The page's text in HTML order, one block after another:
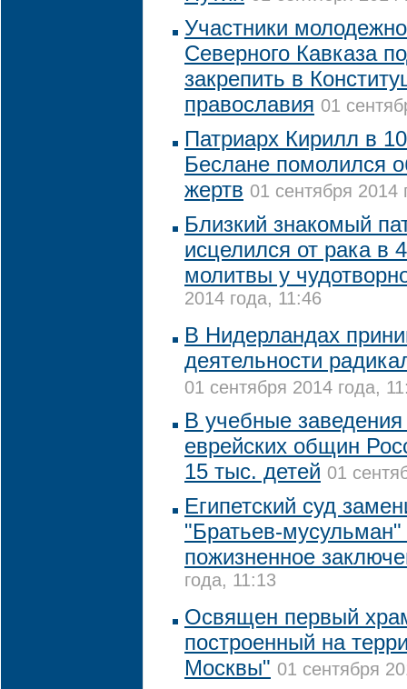
Участники
Северного Кавказа
закрепить в
православия 01
Патриарх Кирилл в
Беслане помолился
жертв 01 сентября 2014
Близкий знакомый
исцелился от рака в
молитвы у
2014 года, 11:46
В Нидерландах
деятельности
01 сентября 2014 года,
В учебные
еврейских общин
15 тыс. детей 01
Египетский суд
"Братьев-
пожизненное
года, 11:13
Освящен первый
построенный на
Москвы" 01 сентября